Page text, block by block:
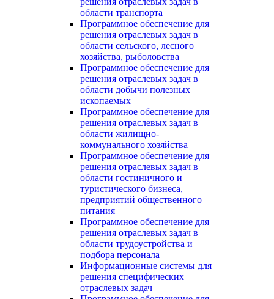
области транспорта
Программное обеспечение для
решения отраслевых задач в
области сельского, лесного
хозяйства, рыболовства
Программное обеспечение для
решения отраслевых задач в
области добычи полезных
ископаемых
Программное обеспечение для
решения отраслевых задач в
области жилищно-
коммунального хозяйства
Программное обеспечение для
решения отраслевых задач в
области гостиничного и
туристического бизнеса,
предприятий общественного
питания
Программное обеспечение для
решения отраслевых задач в
области трудоустройства и
подбора персонала
Информационные системы для
решения специфических
отраслевых задач